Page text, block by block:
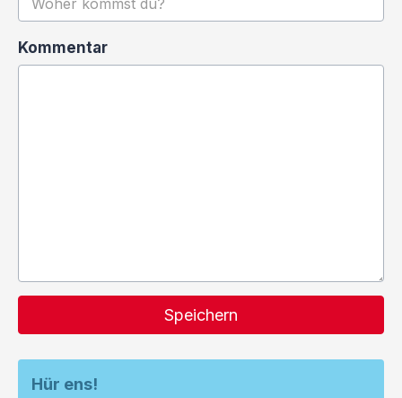
Kommentar
Speichern
Hür ens!